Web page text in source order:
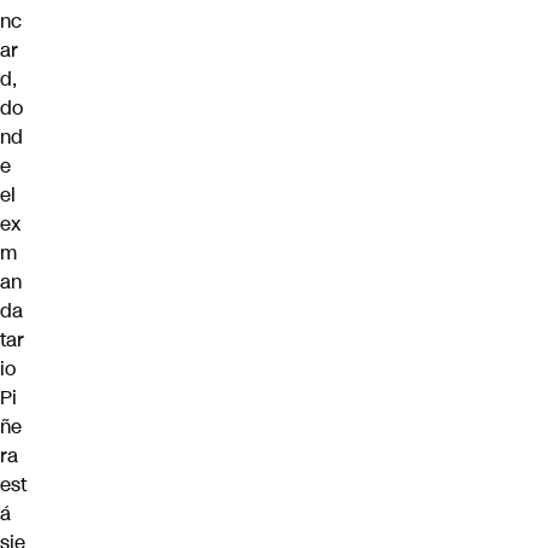
nc
ar
d,
do
nd
e
el
ex
m
an
da
tar
io
Pi
ñe
ra
est
á
sie